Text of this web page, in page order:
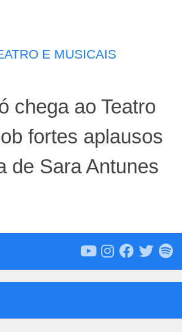
E MUSICAIS
chega ao Teatro
fortes aplausos
de Sara Antunes